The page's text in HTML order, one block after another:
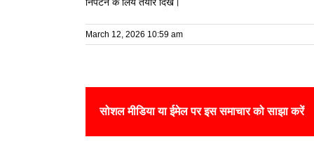
March 12, 2026 10:59 am
सोशल मीडिया या ईमेल पर इस समाचार को साझा करें